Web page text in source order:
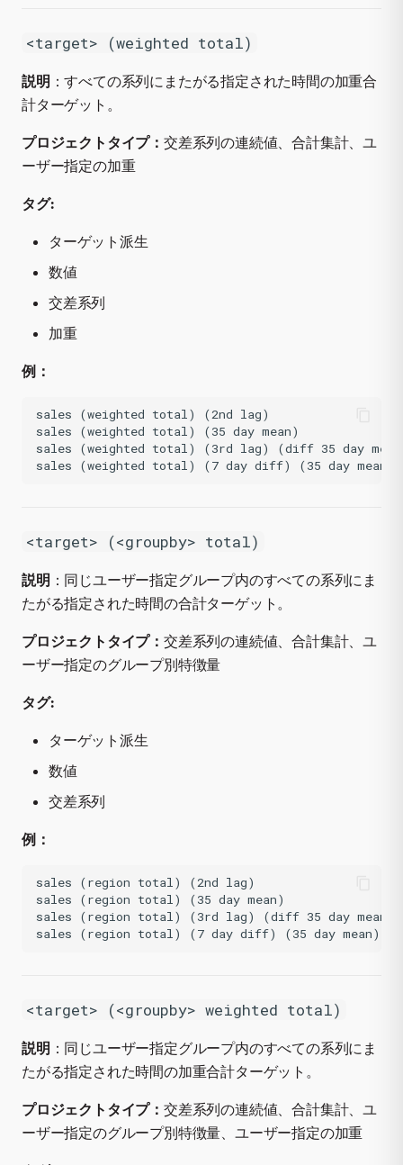
<target> (weighted total)
説明 ：すべての系列にまたがる指定された時間の加重合
計ターゲット。
プロジェクトタイプ： 交差系列の連続値、合計集計、ユ
ーザー指定の加重
タグ:
ターゲット派生
数値
交差系列
加重
例：
sales (weighted total) (2nd lag)
sales (weighted total) (35 day mean)
sales (weighted total) (3rd lag) (diff 35 day
<target> (<groupby> total)
説明 ：同じユーザー指定グループ内のすべての系列にま
たがる指定された時間の合計ターゲット。
プロジェクトタイプ： 交差系列の連続値、合計集計、ユ
ーザー指定のグループ別特徴量
タグ:
ターゲット派生
数値
交差系列
例：
sales (region total) (2nd lag)
sales (region total) (35 day mean)
sales (region total) (3rd lag) (diff 35 day mean)
<target> (<groupby> weighted total)
説明 ：同じユーザー指定グループ内のすべての系列にま
たがる指定された時間の加重合計ターゲット。
プロジェクトタイプ： 交差系列の連続値、合計集計、ユ
ーザー指定のグループ別特徴量、ユーザー指定の加重